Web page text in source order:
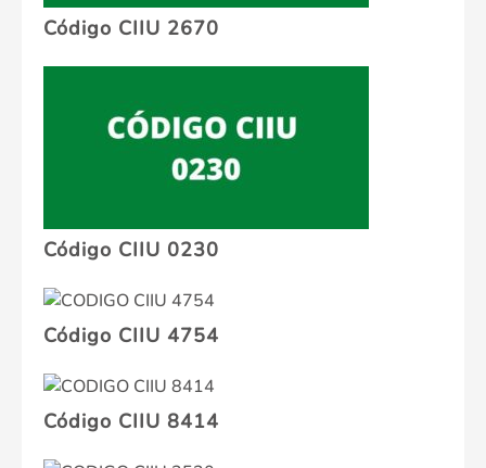
Código CIIU 2670
Código CIIU 0230
Código CIIU 4754
Código CIIU 8414